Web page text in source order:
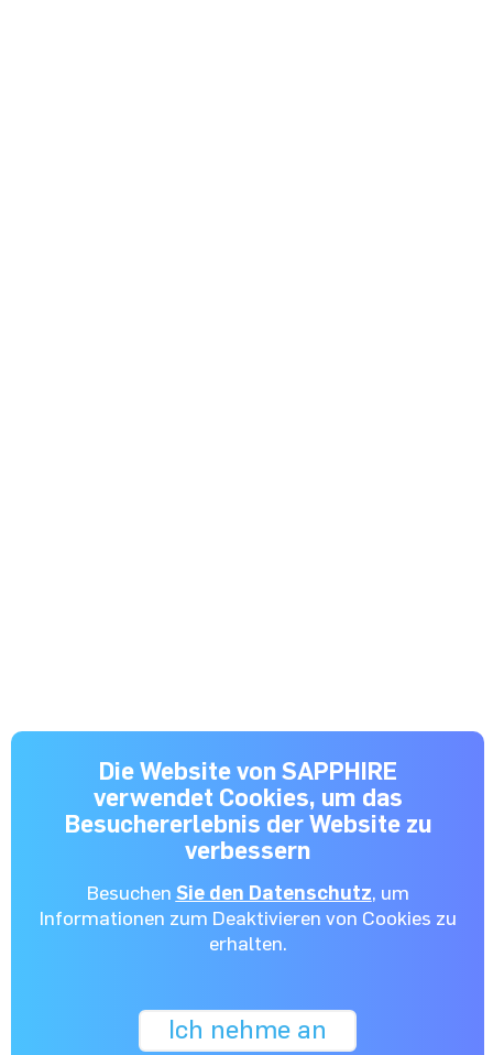
Die Website von SAPPHIRE
verwendet Cookies, um das
Besuchererlebnis der Website zu
verbessern
Besuchen Sie den Datenschutz, um
Informationen zum Deaktivieren von Cookies zu
erhalten.
Ich nehme an